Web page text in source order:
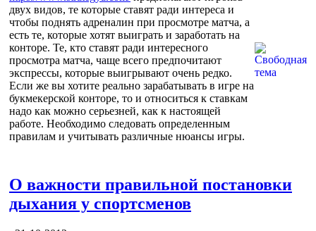
двух видов, те которые ставят ради интереса и
чтобы поднять адреналин при просмотре матча, а
есть те, которые хотят выиграть и заработать на
конторе. Те, кто ставят ради интересного
просмотра матча, чаще всего предпочитают
экспрессы, которые выигрывают очень редко.
Если же вы хотите реально зарабатывать в игре на
букмекерской конторе, то и относиться к ставкам
надо как можно серьезней, как к настоящей
работе. Необходимо следовать определенным
правилам и учитывать различные нюансы игры.
О важности правильной постановки
дыхания у спортсменов